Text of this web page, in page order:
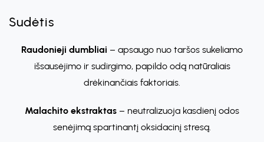
Sudėtis
Raudonieji dumbliai – apsaugo nuo taršos sukeliamo
išsausėjimo ir sudirgimo, papildo odą natūraliais
drėkinančiais faktoriais.
Malachito ekstraktas – neutralizuoja kasdienį odos
senėjimą spartinantį oksidacinį stresą.